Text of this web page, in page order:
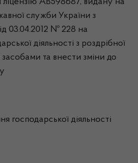
АВ598687, видану на
служби України з
03.04.2012 № 228 на
діяльності з роздрібної
засобами та внести зміни до
господарської діяльності